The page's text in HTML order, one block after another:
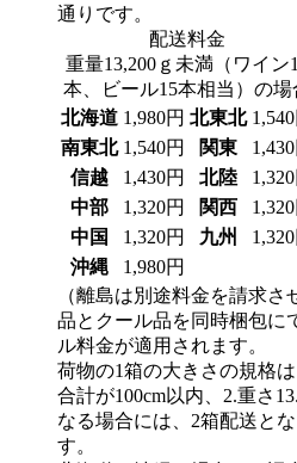
通りです。
配送料金
重量13,200ｇ未満（ワイン
本、ビール15本相当）の場
北海道 1,980円 北東北
南東北 1,540円 関東
信越
1,430円 北陸
中部
1,320円 関西
中国
1,320円 九州
沖縄
1,980円
（離島は別途料金を請求さ
品とクール品を同時梱包に
ル料金が適用されます。
荷物の1箱の大きさの規格
合計が100cm以内、2.重さ
なる場合には、2箱配送と
す。